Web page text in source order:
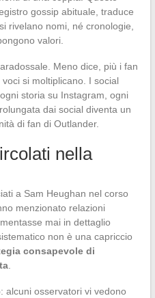
gossip abituale, traduce
rivelano nomi, né cronologie,
valori.
Meno dice, più i fan
si moltiplicano. I social
storia su Instagram, ogni
dai social diventa un
di fan di Outlander.
nella
a Sam Heughan nel corso
menzionato relazioni
mai in dettaglio
non è una capriccio
consapevole di
.
alcuni osservatori vi vedono